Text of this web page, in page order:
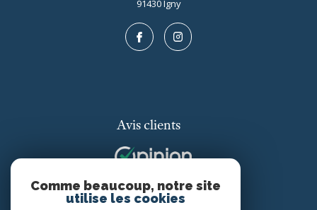
91430 igny
Avis clients
Comme beaucoup, notre site
utilise les cookies